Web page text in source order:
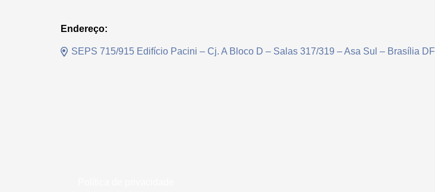
Endereço:
SEPS 715/915 Edifício Pacini – Cj. A Bloco D – Salas 317/319 – Asa Sul – Brasília DF